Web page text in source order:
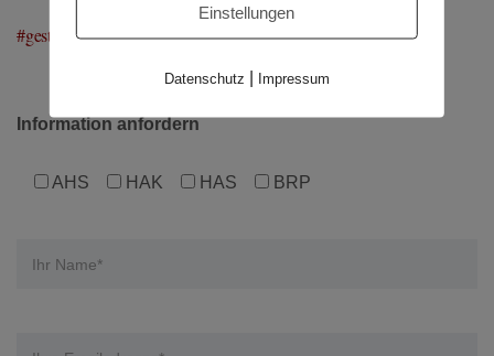
#gestaltedeinezukunft
Information anfordern
AHS HAK HAS BRP
Einstellungen
Datenschutz Impressum